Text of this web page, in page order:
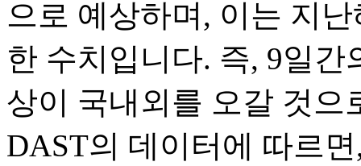
으로 예상하며, 이는 지
한 수치입니다. 즉, 9일간
상이 국내외를 오갈 것으
DAST의 데이터에 따르